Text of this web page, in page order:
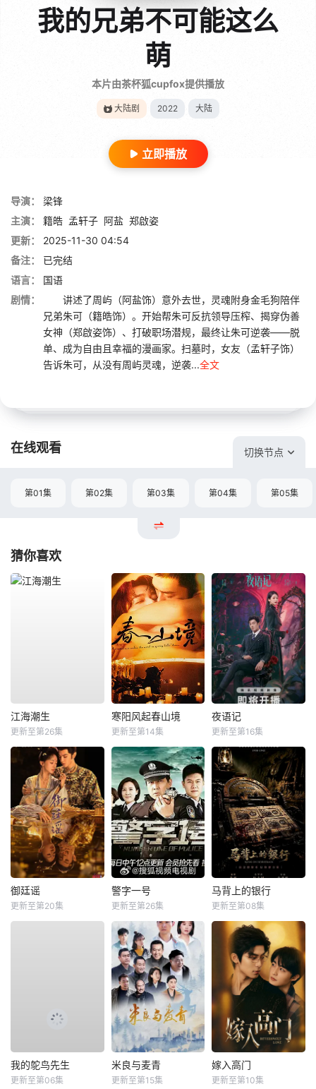
我的兄弟不可能这么
萌
本片由茶杯狐cupfox提供播放
大陆剧 2022 大陆
立即播放
导演：
梁锋
主演：
籍皓 孟轩子 阿盐 郑啟姿
更新：
2025-11-30 04:54
备注：
已完结
语言：
国语
剧情：
讲述了周屿（阿盐饰）意外去世，灵魂附身金毛狗陪伴
兄弟朱可（籍皓饰）。开始帮朱可反抗领导压榨、揭穿伪善
女神（郑啟姿饰）、打破职场潜规，最终让朱可逆袭——脱
单、成为自由且幸福的漫画家。扫墓时，女友（孟轩子饰）
告诉朱可，从没有周屿灵魂，逆袭...全文
在线观看 切换节点
第01集 第02集 第03集 第04集 第05集
猜你喜欢
江海潮生
更新至第26集
寒阳风起春山境
更新至第14集
夜语记
更新至第16集
御廷谣
更新至第20集
警字一号
更新至第26集
马背上的银行
更新至第08集
我的鸵鸟先生
更新至第06集
米良与麦青
更新至第15集
嫁入高门
更新至第10集